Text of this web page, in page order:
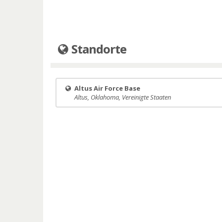
Standorte
Altus Air Force Base
Altus, Oklahoma, Vereinigte Staaten